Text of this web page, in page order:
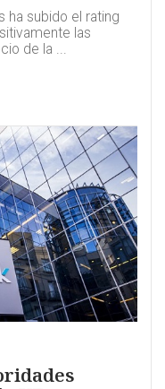
ha subido el rating
las
de la ...